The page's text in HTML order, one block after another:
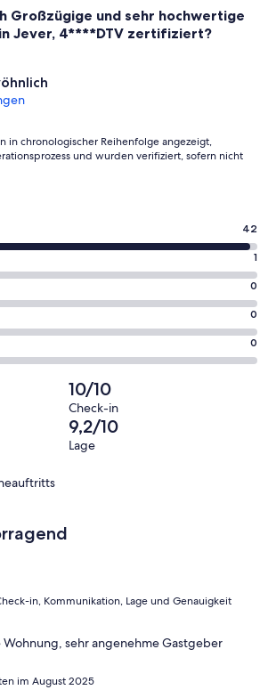
Großzügige und sehr hochwertige
Jever, 4****DTV zertifiziert?
in chronologischer Reihenfolge angezeigt,
und wurden verifiziert, sofern nicht
42
1
0
0
0
10/10
Check-in
9,2/10
Lage
in, Kommunikation, Lage und Genauigkeit
Wohnung, sehr angenehme Gastgeber
im August 2025